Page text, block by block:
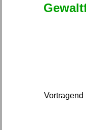
Vortragend